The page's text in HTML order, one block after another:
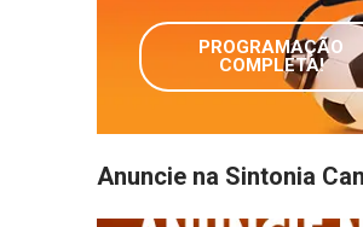
PROGRAMAÇÃO
COMPLETA!
Anuncie na Sintonia